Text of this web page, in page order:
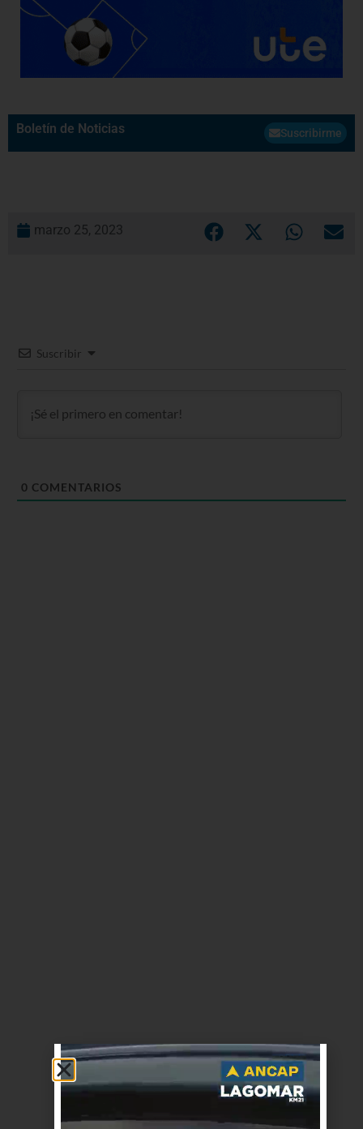
Boletín de Noticias Suscribirme
marzo 25, 2023
Suscribir
0 COMENTARIOS